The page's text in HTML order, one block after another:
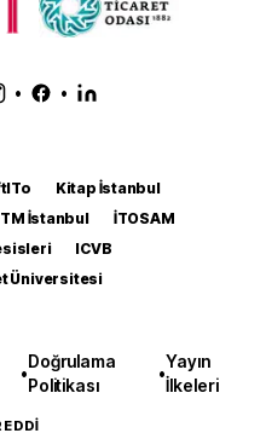
• •
Kitap İstanbul
İstanbul
İTOSAM
ICVB
Üniversitesi
•
Doğrulama
Politikası
•
Yayın
İlkeleri